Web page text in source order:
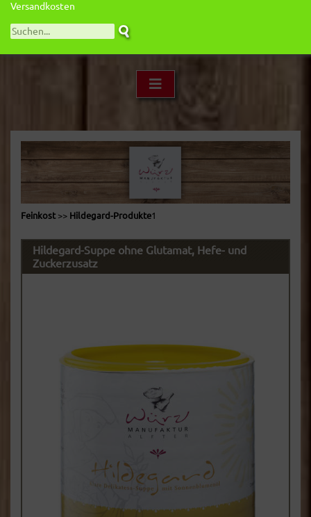
Versandkosten
Feinkost >> Hildegard-Produkte1
Hildegard-Suppe ohne Glutamat, Hefe- und
Zuckerzusatz